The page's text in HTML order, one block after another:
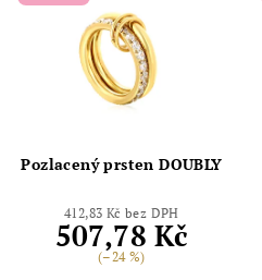
Pozlacený prsten DOUBLY
412,83 Kč bez DPH
507,78 Kč
(–24 %)